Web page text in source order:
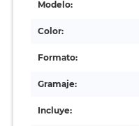
Modelo:
Color:
Formato:
Gramaje:
Incluye: